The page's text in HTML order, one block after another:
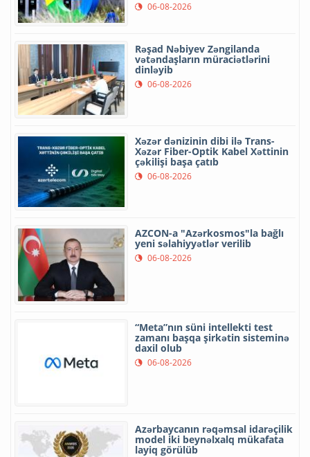
06-08-2026
Rəşad Nəbiyev Zəngilanda
vətəndaşların müraciətlərini
dinləyib
06-08-2026
Xəzər dənizinin dibi ilə Trans-
Xəzər Fiber-Optik Kabel Xəttinin
çəkilişi başa çatıb
06-08-2026
AZCON-a "Azərkosmos"la bağlı
yeni səlahiyyətlər verilib
06-08-2026
“Meta”nın süni intellekti test
zamanı başqa şirkətin sisteminə
daxil olub
06-08-2026
Azərbaycanın rəqəmsal idarəçilik
model iki beynəlxalq mükafata
layiq görülüb